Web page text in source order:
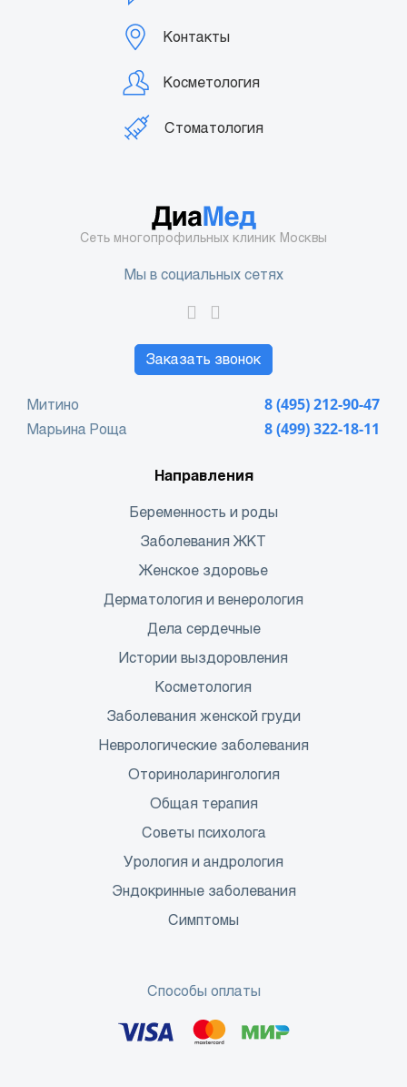
Контакты
Косметология
Стоматология
Сеть многопрофильных клиник Москвы
Мы в социальных сетях
Заказать звонок
8 (495) 212-90-47
Митино
8 (499) 322-18-11
Марьина Роща
Направления
Беременность и роды
Заболевания ЖКТ
Женское здоровье
Дерматология и венерология
Дела сердечные
Истории выздоровления
Косметология
Заболевания женской груди
Неврологические заболевания
Оториноларингология
Общая терапия
Советы психолога
Урология и андрология
Эндокринные заболевания
Симптомы
Способы оплаты